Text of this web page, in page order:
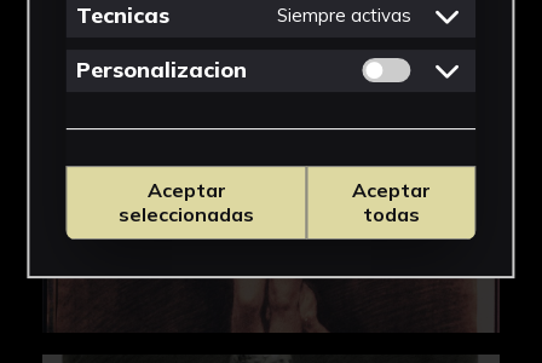
Tecnicas Siempre activas
Personalizacion Permitir cookies
Aceptar
seleccionadas
Aceptar
todas